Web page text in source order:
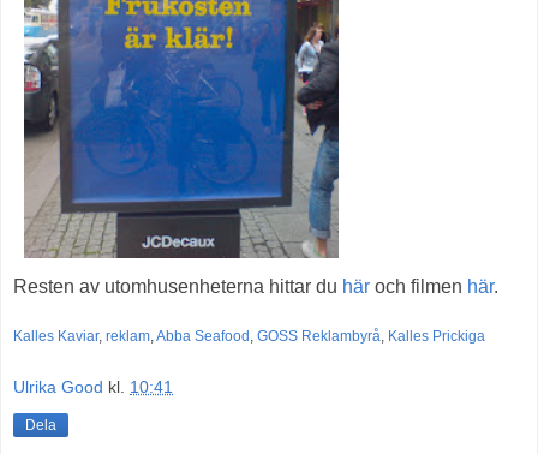
Resten av utomhusenheterna hittar du här och filmen här.
Kalles Kaviar, reklam,Abba Seafood , GOSS Reklambyrå, Kalles Prickiga
Ulrika Good kl. 10:41
Dela